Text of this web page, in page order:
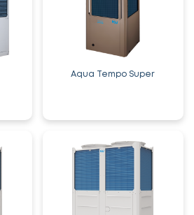
Aqua Tempo Super